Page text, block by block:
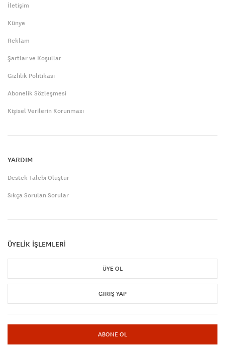
İletişim
Künye
Reklam
Şartlar ve Koşullar
Gizlilik Politikası
Abonelik Sözleşmesi
Kişisel Verilerin Korunması
YARDIM
Destek Talebi Oluştur
Sıkça Sorulan Sorular
ÜYELİK İŞLEMLERİ
ÜYE OL
GIRIŞ YAP
ABONE OL